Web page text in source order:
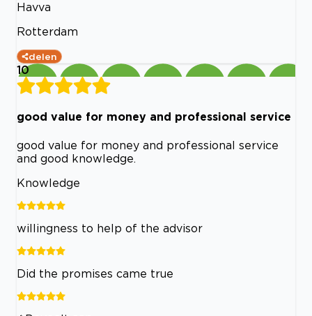
Havva
Rotterdam
delen
10
good value for money and professional service
good value for money and professional service
and good knowledge.
Knowledge
willingness to help of the advisor
Did the promises came true